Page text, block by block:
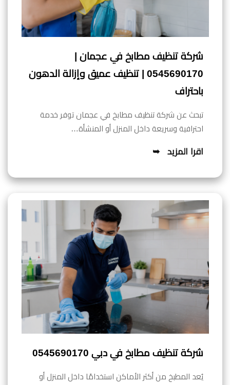
شركة تنظيف مطابخ في عجمان |
0545690170 | تنظيف عميق وإزالة الدهون
باحتراف
تبحث عن شركة تنظيف مطابخ في عجمان توفر خدمة
احترافية وسريعة داخل المنزل أو المنشأة…
اقرا المزيد
شركة تنظيف مطابخ في دبي 0545690170
يُعد المطبخ من أكثر الأماكن استخدامًا داخل المنزل أو